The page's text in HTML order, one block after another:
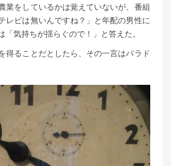
業をしているかは覚えていないが、番組
レビは無いんですね？」と年配の男性に
気持ちが揺らぐので！」と答えた。
得ることだとしたら、その一言はパラド